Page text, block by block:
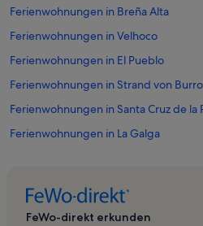
Ferienwohnungen in Breña Alta
Ferienwohnungen in Velhoco
Ferienwohnungen in El Pueblo
Ferienwohnungen in Strand von Burro
Ferienwohnungen in Santa Cruz de la
Ferienwohnungen in La Galga
Ferienwohnungen in Puntallana
FeWo-direkt erkunden